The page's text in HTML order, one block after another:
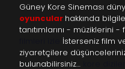
Güney Kore Sineması
oyuncular hakkında
tanıtımlarını - müziklerini
İsterseniz film
ziyaretçilere
bulunabilirsiniz…